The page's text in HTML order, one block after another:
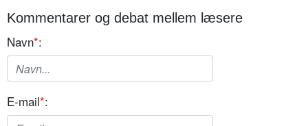
Kommentarer og debat mellem læsere
Navn*:
E-mail*: